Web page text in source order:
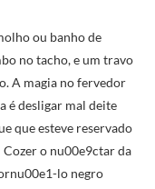
ou banho de
no tacho, e um travo
A magia no fervedor
é desligar mal deite
que esteve reservado
o nu00e9ctar da
lo negro